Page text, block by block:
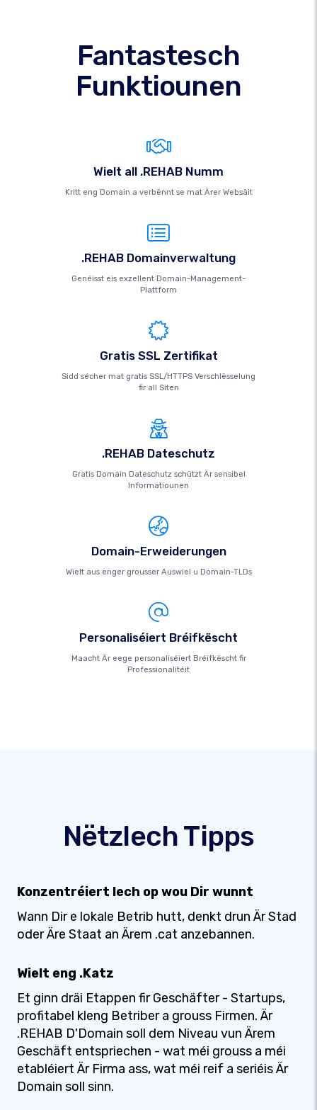
Fantastesch
Funktiounen
Wielt all .REHAB Numm
Kritt eng Domain a verbënnt se mat Ärer Websäit
.REHAB Domainverwaltung
Genéisst eis exzellent Domain-Management-
Plattform
Gratis SSL Zertifikat
Sidd sécher mat gratis SSL/HTTPS Verschlësselung
fir all Siten
.REHAB Dateschutz
Gratis Domain Dateschutz schützt Är sensibel
Informatiounen
Domain-Erweiderungen
Wielt aus enger grousser Auswiel u Domain-TLDs
Personaliséiert Bréifkëscht
Maacht Är eege personaliséiert Bréifkëscht fir
Professionalitéit
Nëtzlech Tipps
Konzentréiert Iech op wou Dir wunnt
Wann Dir e lokale Betrib hutt, denkt drun Är Stad
oder Äre Staat an Ärem .cat anzebannen.
Wielt eng .Katz
Et ginn dräi Etappen fir Geschäfter - Startups,
profitabel kleng Betriber a grouss Firmen. Är
.REHAB D'Domain soll dem Niveau vun Ärem
Geschäft entspriechen - wat méi grouss a méi
etabléiert Är Firma ass, wat méi reif a seriéis Är
Domain soll sinn.